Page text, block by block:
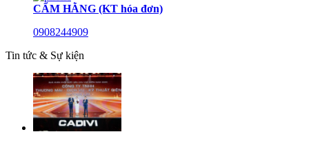
CẨM HẰNG (KT hóa đơn)
0908244909
Tin tức & Sự kiện